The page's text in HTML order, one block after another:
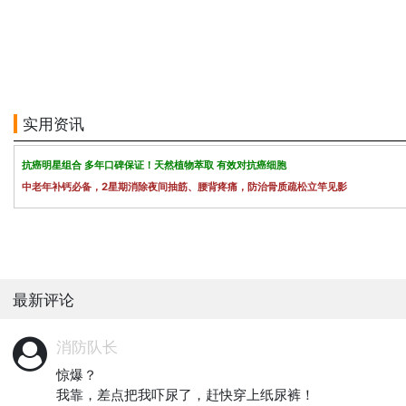
实用资讯
抗癌明星组合 多年口碑保证！天然植物萃取 有效对抗癌细胞
中老年补钙必备，2星期消除夜间抽筋、腰背疼痛，防治骨质疏松立竿见影
最新评论
消防队长
惊爆？
我靠，差点把我吓尿了，赶快穿上纸尿裤！